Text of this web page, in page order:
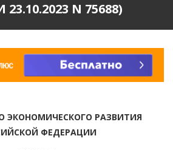
N 75688)
ЭКОНОМИЧЕСКОГО РАЗВИТИЯ
ФЕДЕРАЦИИ